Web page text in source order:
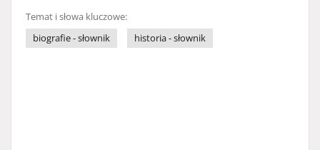
Temat i słowa kluczowe:
biografie - słownik
historia - słownik